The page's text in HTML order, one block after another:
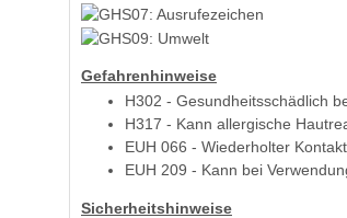
Gefahrenhinweise
H302 - Gesundheitsschädlich
H317 - Kann allergische
EUH 066 - Wiederholter
EUH 209 - Kann bei
Sicherheitshinweise